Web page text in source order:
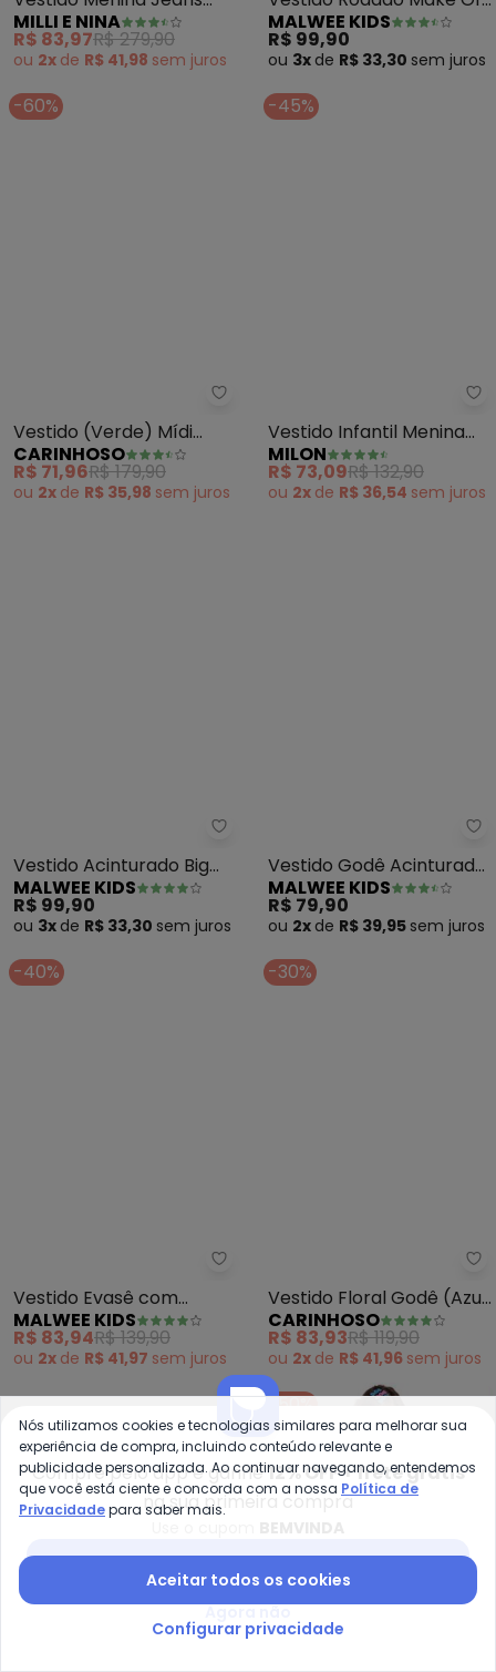
Vestido Menina Jeans
Leve Pérolas (Azul)
MILLI E NINA
R$ 83,97R$ 279,90
R$ 41,98 semjuros
Vestido Rodado Make Of
Love (Rosa Escuro)
MALWEE KIDS
R$ 99,90
R$ 33,30 semjuros
-60%
Carinhoso - Vestido (Verde)
Vestido (Verde) Mídi
Amplo Poá Menina
CARINHOSO
R$ 71,96R$ 179,90
-45%
Vestido Infantil Menina
Ursinhos (Verde)
MILON
R$ 73,09R$ 132,90
Malwee Kids - Vestido
Vestido Acinturado Big
Bows (Preto)
MALWEE KIDS
R$ 99,90
Vestido Godê Acinturado
Estampado (Coral)
MALWEE KIDS
R$ 79,90
-40%
Malwee Kids - Vestido Evasê
Vestido Evasê com
Babados Menina (Rosa
MALWEE KIDS
R$ 83,94R$ 139,90
juros
-30%
Vestido Floral Godê (Azul
Claro)
CARINHOSO
R$ 83,93R$ 119,90
ou R$ 41,96
-50%
Compre pelo app e ganhe12% OFF + frete grátis
na sua primeira compra
Nós utilizamos cookies e tecnologias similares para melhorar sua
experiência de compra, incluindo conteúdo relevante e
publicidade personalizada. Ao continuar navegando, entendemos
que você está ciente e concorda com a nossa Política de
Privacidadepara saber mais.
Aceitar todos os cookies
Configurar privacidade